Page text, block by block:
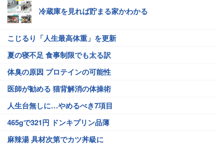
冷蔵庫を見れば貯まる家かわかる
こじるり「人生最高体重」を更新
夏の寝不足 食事制限でも太る訳
体臭の原因 プロテインの可能性
医師が勧める 猫背解消の体操術
人生台無しに…やめるべき7項目
465gで321円 ドンキプリン品薄
麻辣湯 具材次第でカツ丼級に